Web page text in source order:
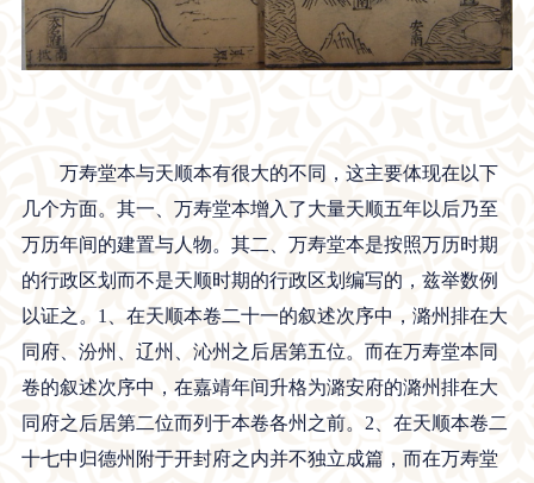
万寿堂本与天顺本有很大的不同，这主要体现在以下
几个方面。其一、万寿堂本增入了大量天顺五年以后乃至
万历年间的建置与人物。其二、万寿堂本是按照万历时期
的行政区划而不是天顺时期的行政区划编写的，兹举数例
以证之。1、在天顺本卷二十一的叙述次序中，潞州排在大
同府、汾州、辽州、沁州之后居第五位。而在万寿堂本同
卷的叙述次序中，在嘉靖年间升格为潞安府的潞州排在大
同府之后居第二位而列于本卷各州之前。2、在天顺本卷二
十七中归德州附于开封府之内并不独立成篇，而在万寿堂